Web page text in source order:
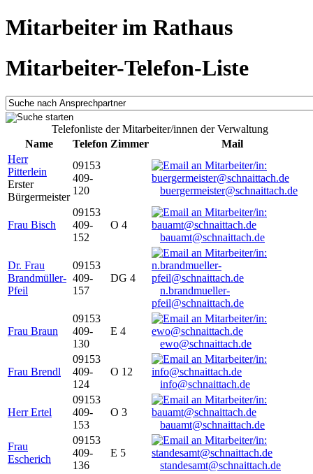
Mitarbeiter im Rathaus
Mitarbeiter-Telefon-Liste
Telefonliste der Mitarbeiter/innen der Verwaltung
Name
Telefon Zimmer
Mail
Herr
Pitterlein
Erster
Bürgermeister
09153
409-
120
buergermeister@schnaittach.de
Frau Bisch
09153
409-
152
O 4
bauamt@schnaittach.de
Dr. Frau
Brandmüller-
Pfeil
09153
409-
157
DG 4
n.brandmueller-
pfeil@schnaittach.de
Frau Braun
09153
409-
130
E 4
ewo@schnaittach.de
Frau Brendl
09153
409-
124
O 12
info@schnaittach.de
Herr Ertel
09153
409-
153
O 3
bauamt@schnaittach.de
Frau
Escherich
09153
409-
136
E 5
standesamt@schnaittach.de